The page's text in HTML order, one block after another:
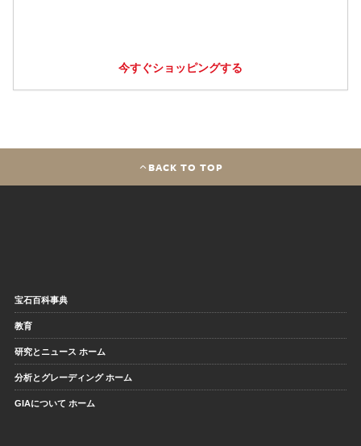
今すぐショッピングする
BACK TO TOP
宝石百科事典
教育
研究とニュース ホーム
分析とグレーディング ホーム
GIAについて ホーム